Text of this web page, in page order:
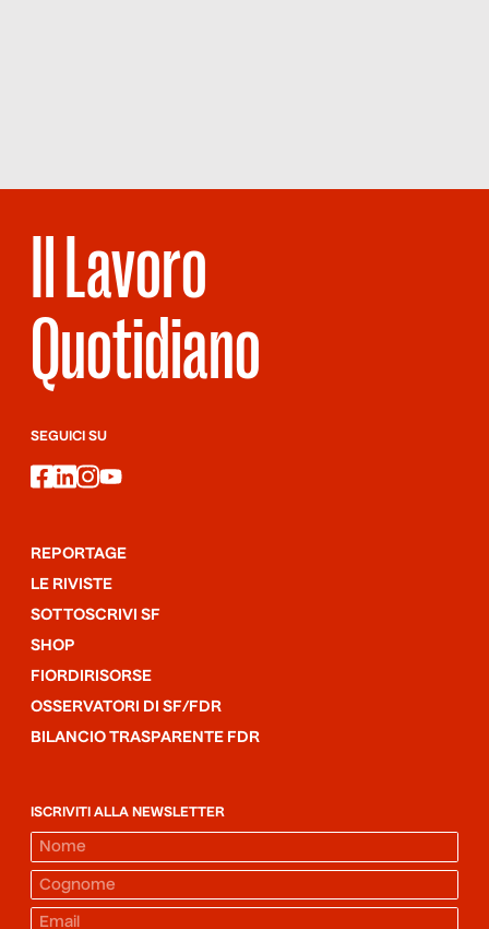
Il Lavoro
Quotidiano
SEGUICI SU
facebook
linkedin
instagram
youtube
REPORTAGE
LE RIVISTE
SOTTOSCRIVI SF
SHOP
FIORDIRISORSE
OSSERVATORI DI SF/FDR
BILANCIO TRASPARENTE FDR
ISCRIVITI ALLA NEWSLETTER